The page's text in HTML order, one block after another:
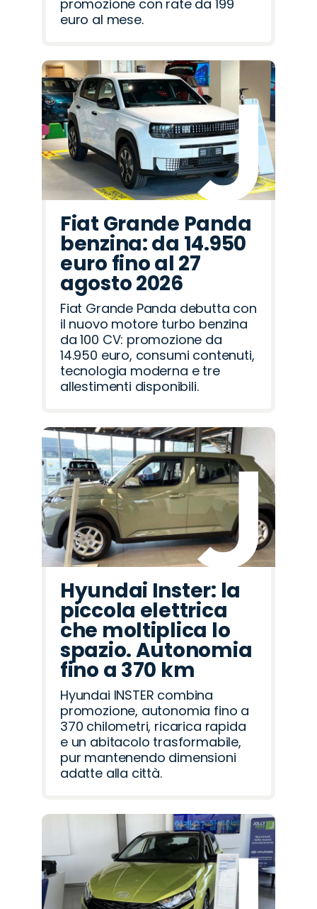
promozione con rate da 199
euro al mese.
Fiat Grande Panda
benzina: da 14.950
euro fino al 27
agosto 2026
Fiat Grande Panda debutta con
il nuovo motore turbo benzina
da 100 CV: promozione da
14.950 euro, consumi contenuti,
tecnologia moderna e tre
allestimenti disponibili.
Hyundai Inster: la
piccola elettrica
che moltiplica lo
spazio. Autonomia
fino a 370 km
Hyundai INSTER combina
promozione, autonomia fino a
370 chilometri, ricarica rapida
e un abitacolo trasformabile,
pur mantenendo dimensioni
adatte alla città.